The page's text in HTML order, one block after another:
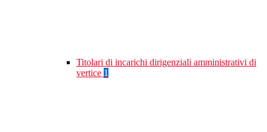
Titolari di incarichi dirigenziali amministrativi di
vertice 1